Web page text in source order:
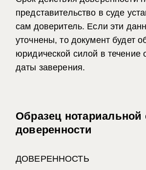
представительство в суде
сам доверитель. Если эти
уточнены, то документ будет
юридической силой в течение
даты заверения.
Образец нотариальной
доверенности
ДОВЕРЕННОСТЬ